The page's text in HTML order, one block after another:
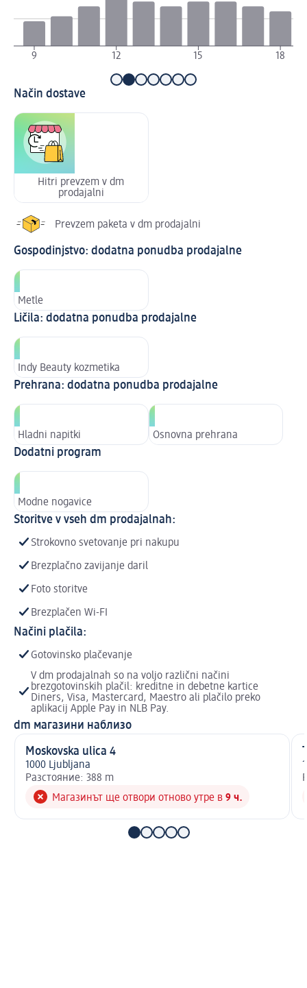
9 12 15 18
Način dostave
Hitri prevzem v dm
prodajalni
Prevzem paketa v dm prodajalni
Gospodinjstvo: dodatna ponudba prodajalne
Metle
Ličila: dodatna ponudba prodajalne
Indy Beauty kozmetika
Prehrana: dodatna ponudba prodajalne
Hladni napitki Osnovna prehrana
Dodatni program
Modne nogavice
Storitve v vseh dm prodajalnah:
Strokovno svetovanje pri nakupu
Brezplačno zavijanje daril
Foto storitve
Brezplačen Wi-FI
Načini plačila:
Gotovinsko plačevanje
V dm prodajalnah so na voljo različni načini
brezgotovinskih plačil: kreditne in debetne kartice
Diners, Visa, Mastercard, Maestro ali plačilo preko
aplikacij Apple Pay in NLB Pay.
dm магазини наблизо
Moskovska ulica 4
1000 Ljubljana
Разстояние: 388 m
Магазинът ще отвори отново утре в 9 ч.